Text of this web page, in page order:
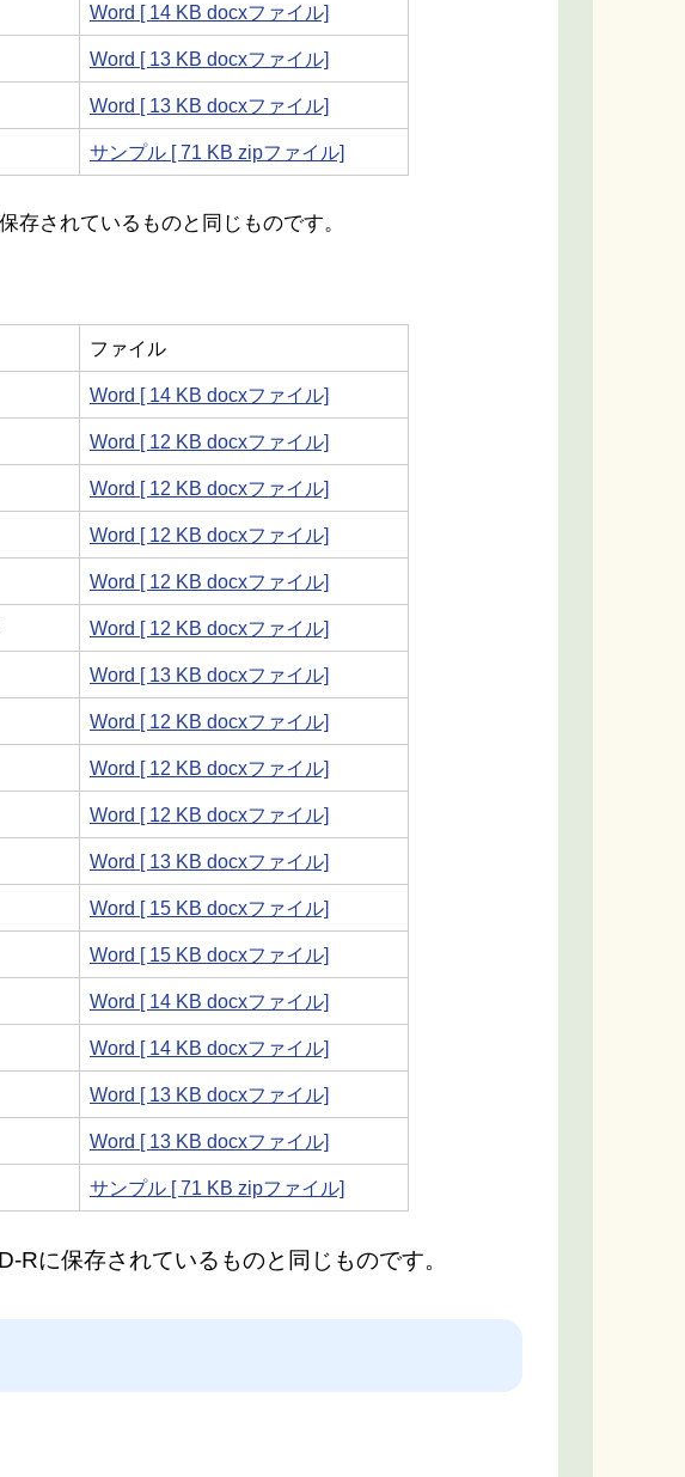
Word [ 14 KB docxファイル]
Word [ 13 KB docxファイル]
Word [ 13 KB docxファイル]
サンプル [ 71 KB zipファイル]
されているものと同じものです。
ファイル
Word [ 14 KB docxファイル]
Word [ 12 KB docxファイル]
Word [ 12 KB docxファイル]
Word [ 12 KB docxファイル]
Word [ 12 KB docxファイル]
Word [ 12 KB docxファイル]
Word [ 13 KB docxファイル]
Word [ 12 KB docxファイル]
Word [ 12 KB docxファイル]
Word [ 12 KB docxファイル]
Word [ 13 KB docxファイル]
Word [ 15 KB docxファイル]
Word [ 15 KB docxファイル]
Word [ 14 KB docxファイル]
Word [ 14 KB docxファイル]
Word [ 13 KB docxファイル]
Word [ 13 KB docxファイル]
サンプル [ 71 KB zipファイル]
に保存されているものと同じものです。